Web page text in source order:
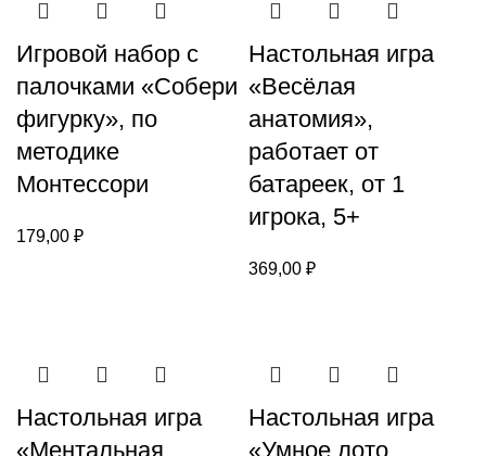
Игровой набор с
палочками «Собери
фигурку», по
методике
Монтессори
179,00 ₽
Настольная игра
«Весёлая
анатомия»,
работает от
батареек, от 1
игрока, 5+
369,00 ₽
Настольная игра
«Ментальная
Настольная игра
«Умное лото.